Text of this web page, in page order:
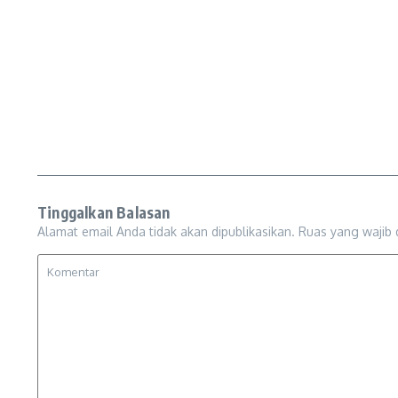
Tinggalkan Balasan
Alamat email Anda tidak akan dipublikasikan. Ruas yang wajib